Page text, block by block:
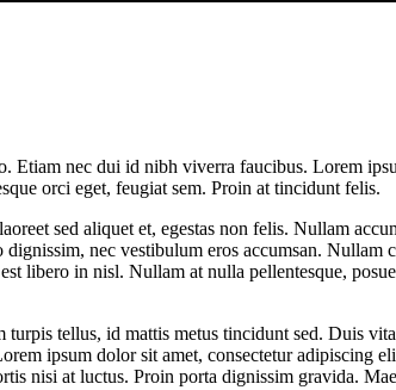
nec dui id nibh viverra faucibus. Lorem
orci eget, feugiat sem. Proin at tincidunt felis.
sed aliquet et, egestas non felis. Nullam
nec vestibulum eros accumsan. Nullam
libero in nisl. Nullam at nulla pellentesque,
tellus, id mattis metus tincidunt sed. Duis
ipsum dolor sit amet, consectetur adipiscing
nisi at luctus. Proin porta dignissim gravida.